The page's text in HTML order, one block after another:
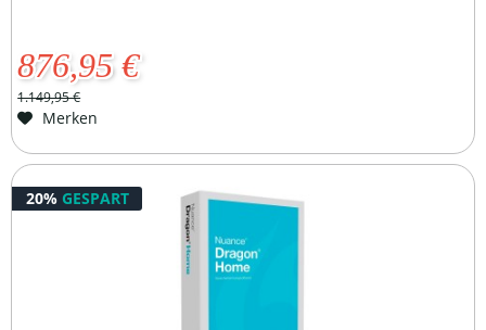
876,95 €
1.149,95 €
Merken
20% GESPART